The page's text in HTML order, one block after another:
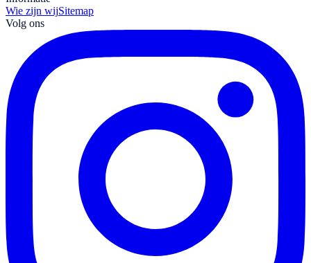
Wie zijn wijSitemap
Volg ons